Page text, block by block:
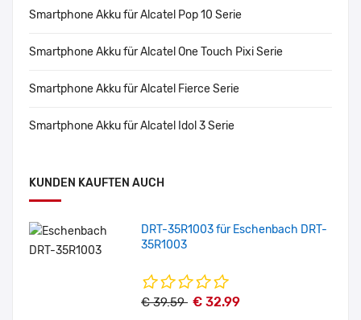
Smartphone Akku für Alcatel Pop 10 Serie
Smartphone Akku für Alcatel One Touch Pixi Serie
Smartphone Akku für Alcatel Fierce Serie
Smartphone Akku für Alcatel Idol 3 Serie
KUNDEN KAUFTEN AUCH
DRT-35R1003 für Eschenbach DRT-
35R1003
€ 39.59 € 32.99